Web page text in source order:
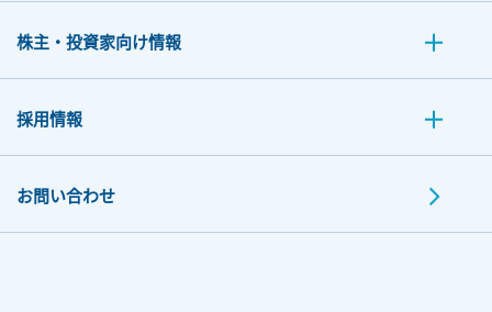
株主・投資家向け情報
採用情報
お問い合わせ